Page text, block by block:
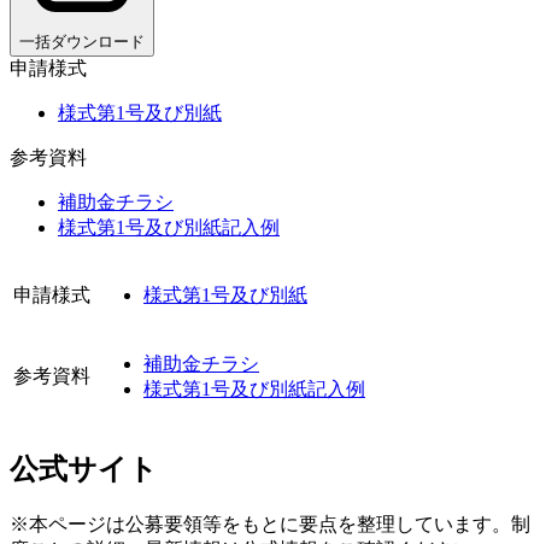
一括ダウンロード
申請様式
様式第1号及び別紙
参考資料
補助金チラシ
様式第1号及び別紙記入例
申請様式 様式第1号及び別紙
参考資料
補助金チラシ
様式第1号及び別紙記入例
公式サイト
※本ページは公募要領等をもとに要点を整理しています。制